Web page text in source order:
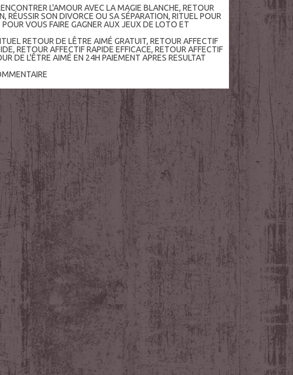
L'AMOUR AVEC LA MAGIE BLANCHE,RETOUR
,RÉUSSIR SON DIVORCE OU SA SÉPARATION,RITUEL POUR
VOUS FAIRE GAGNER AUX JEUX DE LOTO ET
RETOUR DE LÊTRE AIMÉ GRATUIT, RETOUR AFFECTIF
,RETOUR AFFECTIF RAPIDE EFFICACE,RETOUR AFFECTIF
DE L'ÊTRE AIMÉ EN 24H PAIEMENT APRES RESULTAT